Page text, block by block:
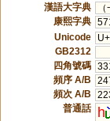
漢語大字典
康熙字典
Unicode
GB2312
四角號碼
頻序 A/B
頻次 A/B
普通話
h